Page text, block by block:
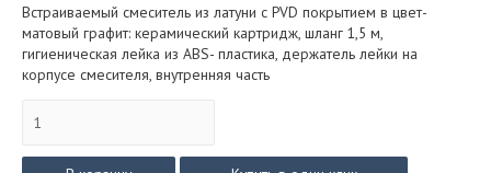
составляла
10
000₽.
9
000₽.
Встраиваемый смеситель из латуни с PVD покрытием в цвет-
матовый графит: керамический картридж, шланг 1,5 м,
гигиеническая лейка из ABS- пластика, держатель лейки на
корпусе смесителя, внутренняя часть
товара